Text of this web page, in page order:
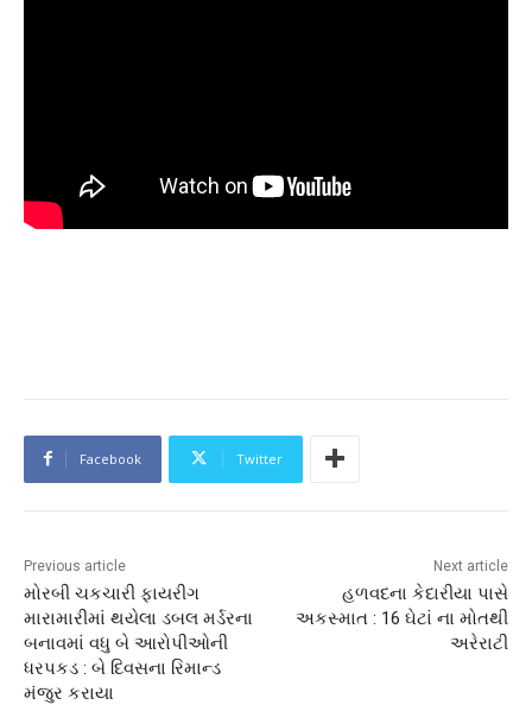
Facebook Twitter
Previous article
મોરબી ચકચારી ફાયરીગ
મારામારીમાં થયેલા ડબલ મર્ડરના
બનાવમાં વધુ બે આરોપીઓની
ધરપકડ : બે દિવસના રિમાન્ડ
મંજુર કરાયા
Next article
હળવદના કેદારીયા પાસે
અકસ્માત : 16 ઘેટાં ના મોતથી
અરેરાટી